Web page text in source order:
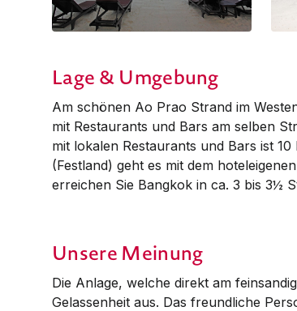
Lage & Umgebung
Am schönen Ao Prao Strand im
mit Restaurants und Bars am selben
mit lokalen Restaurants und Bars ist
(Festland) geht es mit dem
erreichen Sie Bang­­kok in ca. 3 bis 3½
Unsere Meinung
Die Anlage, welche direkt am
Gelassenheit aus. Das freundliche